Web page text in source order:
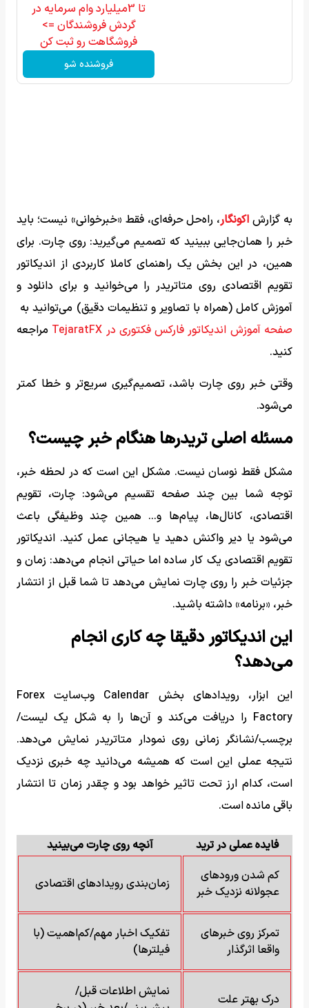
تا 3میلیارد وام سرمایه در
گردش فروشندگان =>
فروشگاهت رو ثبت کن
فروشنده شو
به گزارشاکونگار، راه‌حل حرفه‌ای، فقط «خبرخوانی» نیست؛ باید
خبر را همان‌جایی ببینید که تصمیم می‌گیرید: روی چارت. برای
همین، در این بخش یک راهنمای کاملا کاربردی از اندیکاتور
تقویم اقتصادی روی متاتریدر را می‌خوانید و برای دانلود و
آموزش کامل (همراه با تصاویر و تنظیمات دقیق) می‌توانید به
صفحه آموزش اندیکاتور فارکس فکتوری در TejaratFX
مراجعه
کنید.
وقتی خبر روی چارت باشد، تصمیم‌گیری سریع‌تر و خطا کمتر
می‌شود.
مسئله اصلی تریدرها هنگام خبر چیست؟
مشکل فقط نوسان نیست. مشکل این است که در لحظه خبر،
توجه شما بین چند صفحه تقسیم می‌شود: چارت، تقویم
اقتصادی، کانال‌ها، پیام‌ها و… همین چند وظیفگی باعث
می‌شود یا دیر واکنش دهید یا هیجانی عمل کنید. اندیکاتور
تقویم اقتصادی یک کار ساده اما حیاتی انجام می‌دهد: زمان و
جزئیات خبر را روی چارت نمایش می‌دهد تا شما قبل از انتشار
خبر، «برنامه» داشته باشید.
این اندیکاتور دقیقا چه کاری انجام
می‌دهد؟
این ابزار، رویدادهای بخش Calendar وب‌سایت Forex
Factory را دریافت می‌کند و آن‌ها را به شکل یک لیست/
برچسب/نشانگر زمانی روی نمودار متاتریدر نمایش می‌دهد.
نتیجه عملی این است که همیشه می‌دانید چه خبری نزدیک
است، کدام ارز تحت تاثیر خواهد بود و چقدر زمان تا انتشار
باقی مانده است.
آنچه روی چارت می‌بینید فایده عملی در ترید
زمان‌بندی رویدادهای اقتصادی
کم شدن ورودهای
عجولانه نزدیک خبر
تفکیک اخبار مهم/کم‌اهمیت (با
فیلترها)
تمرکز روی خبرهای
واقعا اثرگذار
نمایش اطلاعات قبل/
درک بهتر علت